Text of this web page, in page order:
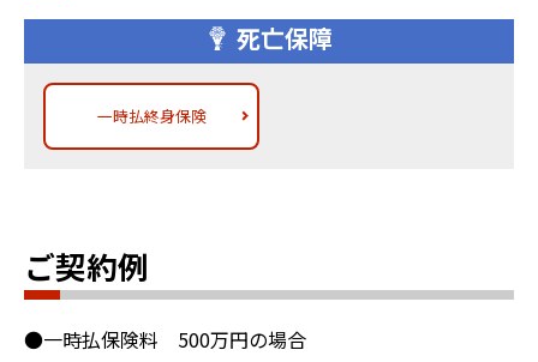
死亡保障
一時払終身保険
ご契約例
●一時払保険料 500万円の場合